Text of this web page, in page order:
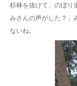
杉林を抜けて、のぼり
みさんの声がした？」
ないね。